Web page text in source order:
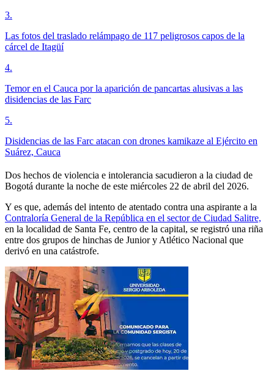
3.
Las fotos del traslado relámpago de 117 peligrosos capos de la
cárcel de Itagüí
4.
Temor en el Cauca por la aparición de pancartas alusivas a las
disidencias de las Farc
5.
Disidencias de las Farc atacan con drones kamikaze al Ejército en
Suárez, Cauca
Dos hechos de violencia e intolerancia sacudieron a la ciudad de
Bogotá durante la noche de este miércoles 22 de abril del 2026.
Y es que, además del intento de atentado contra una aspirante a la
Contraloría General de la República en el sector de Ciudad Salitre,
en la localidad de Santa Fe, centro de la capital, se registró una riña
entre dos grupos de hinchas de Junior y Atlético Nacional que
derivó en una catástrofe.